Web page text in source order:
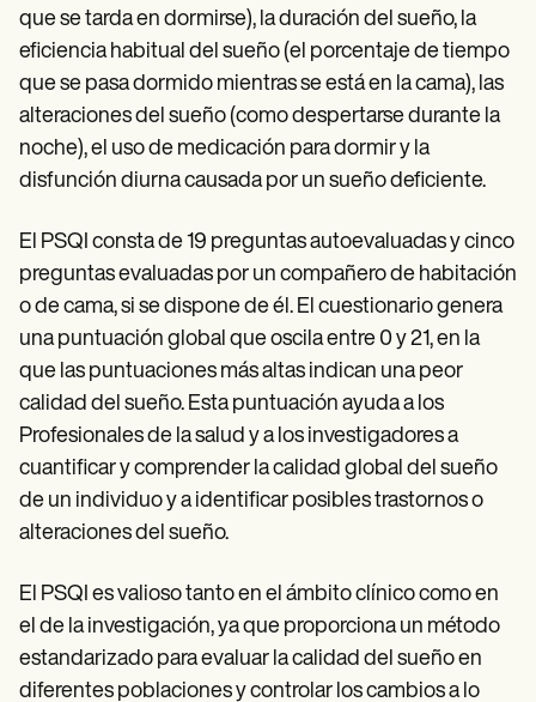
que se tarda en dormirse), la duración del sueño, la
eficiencia habitual del sueño (el porcentaje de tiempo
que se pasa dormido mientras se está en la cama), las
alteraciones del sueño (como despertarse durante la
noche), el uso de medicación para dormir y la
disfunción diurna causada por un sueño deficiente.
El PSQI consta de 19 preguntas autoevaluadas y cinco
preguntas evaluadas por un compañero de habitación
o de cama, si se dispone de él. El cuestionario genera
una puntuación global que oscila entre 0 y 21, en la
que las puntuaciones más altas indican una peor
calidad del sueño. Esta puntuación ayuda a los
Profesionales de la salud y a los investigadores a
cuantificar y comprender la calidad global del sueño
de un individuo y a identificar posibles trastornos o
alteraciones del sueño.
El PSQI es valioso tanto en el ámbito clínico como en
el de la investigación, ya que proporciona un método
estandarizado para evaluar la calidad del sueño en
diferentes poblaciones y controlar los cambios a lo